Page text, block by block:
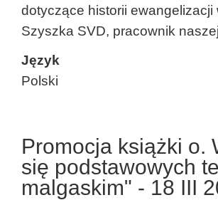
dotyczące historii ewangelizacji
Szyszka SVD, pracownik
Język
Polski
Promocja książki o.
się podstawowych
malgaskim" - 18 III